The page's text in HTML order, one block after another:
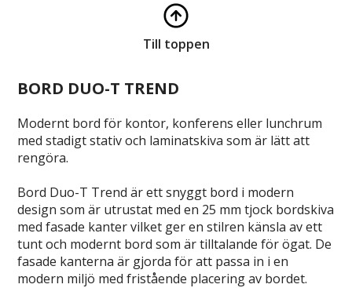
Till toppen
BORD DUO-T TREND
Modernt bord för kontor, konferens eller lunchrum
med stadigt stativ och laminatskiva som är lätt att
rengöra.
Bord Duo-T Trend är ett snyggt bord i modern
design som är utrustat med en 25 mm tjock bordskiva
med fasade kanter vilket ger en stilren känsla av ett
tunt och modernt bord som är tilltalande för ögat. De
fasade kanterna är gjorda för att passa in i en
modern miljö med fristående placering av bordet.